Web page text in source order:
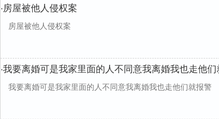
·房屋被他人侵权案
房屋被他人侵权案
·我要离婚可是我家里面的人不同意我离婚我也走他们
我要离婚可是我家里面的人不同意我离婚我也走他们就报警